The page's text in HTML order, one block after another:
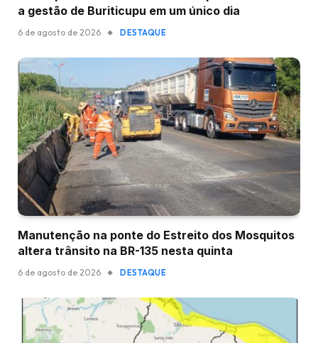
a gestão de Buriticupu em um único dia
6 de agosto de 2026 DESTAQUE
Manutenção na ponte do Estreito dos Mosquitos
altera trânsito na BR-135 nesta quinta
6 de agosto de 2026 DESTAQUE